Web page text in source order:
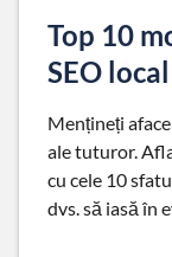
Top 10
SEO
Mențineți
ale tuturor.
cu cele 10
dvs. să iasă în